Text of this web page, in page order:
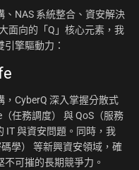
NAS 系統整合、資安解決
面向的「Q」核心元素，我
擎驅動力：
CyberQ 深入掌握分散式
任務調度） 與 QoS（服務
IT 與資安問題。同時，我
學） 等新興資安領域，確
可摧的長期競爭力。